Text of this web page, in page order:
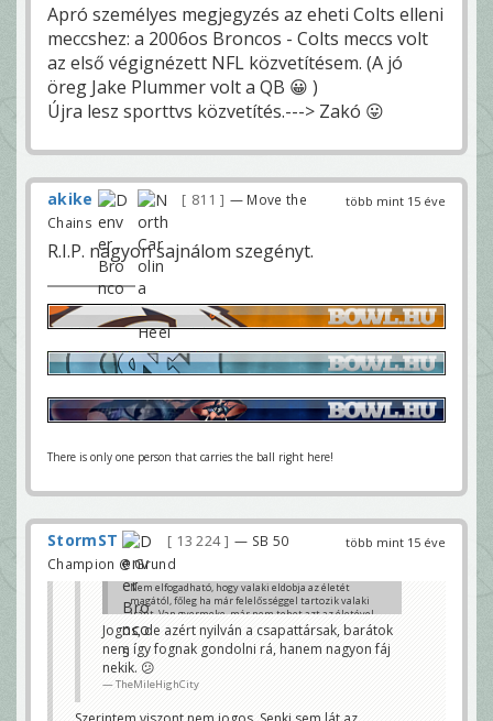
Apró személyes megjegyzés az eheti Colts elleni
meccshez: a 2006os Broncos - Colts meccs volt
az első végignézett NFL közvetítésem. (A jó
öreg Jake Plummer volt a QB 😀 )
Újra lesz sporttvs közvetítés.---> Zakó 😛
több mint 15 éve
akike 811
— Move the
Chains
R.I.P. nagyon sajnálom szegényt.
There is only one person that carries the ball right here!
több mint 15 éve
StormST 13 224
— SB 50
Champion @ Grund
Nem elfogadható, hogy valaki eldobja az életét
magától, főleg ha már felelősséggel tartozik valaki
iránt. Van gyermeke, már nem tehet azt az életével
amit akar.
Nem gondolkozott, feladta.....szomorú.
Én a gyereket sajnálom.
Jogos, de azért nyilván a csapattársak, barátok
nem így fognak gondolni rá, hanem nagyon fáj
nekik. 😕
TheMileHighCity